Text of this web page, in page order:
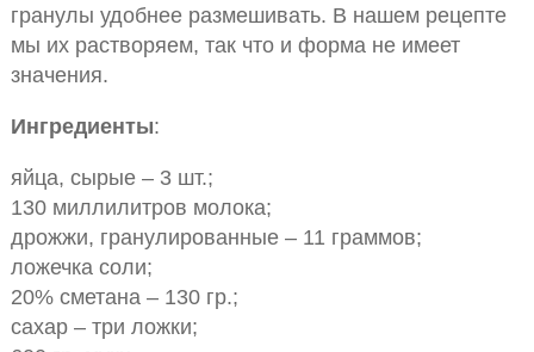
гранулы удобнее размешивать. В нашем рецепте
мы их растворяем, так что и форма не имеет
значения.
Ингредиенты:
яйца, сырые – 3 шт.;
130 миллилитров молока;
дрожжи, гранулированные – 11 граммов;
ложечка соли;
20% сметана – 130 гр.;
сахар – три ложки;